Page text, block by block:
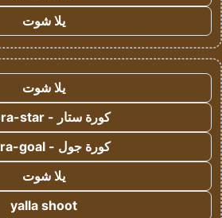
يلا شوت
يلا شوت
كورة ستار - koora-star
كورة جول - koora-goal
يلا شوت
yalla shoot